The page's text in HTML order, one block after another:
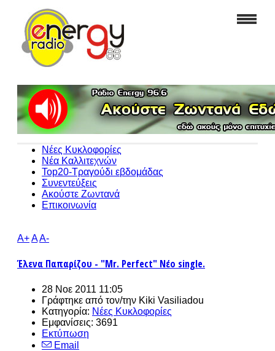
Νέες Κυκλοφορίες
Νέα Καλλιτεχνών
Top20-Τραγούδι εβδομάδας
Συνεντεύξεις
Ακούστε Ζωντανά
Επικοινωνία
A+AA-
Έλενα Παπαρίζου - "Mr. Perfect" Νέο single.
28 Νοε 2011 11:05
Γράφτηκε από τον/την Kiki Vasiliadou
Κατηγορία: Νέες Κυκλοφορίες
Εμφανίσεις: 3691
Εκτύπωση
Email